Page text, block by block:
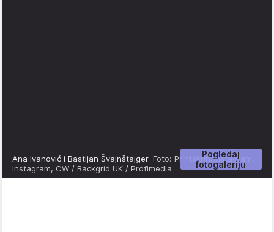
Pogledaj
fotogaleriju
Ana Ivanović i Bastijan Švajnštajger Foto: Printskrin/Instagram,
Instagram, CW / Backgrid UK / Profimedia